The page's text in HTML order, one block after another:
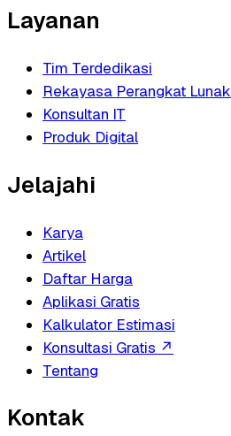
Layanan
Tim Terdedikasi
Rekayasa Perangkat Lunak
Konsultan IT
Produk Digital
Jelajahi
Karya
Artikel
Daftar Harga
Aplikasi Gratis
Kalkulator Estimasi
Konsultasi Gratis ↗
Tentang
Kontak